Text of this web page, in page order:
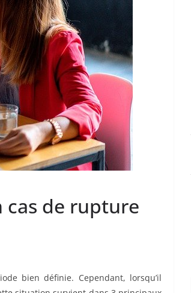
cas de rupture
bien définie. Cependant, lorsqu’il